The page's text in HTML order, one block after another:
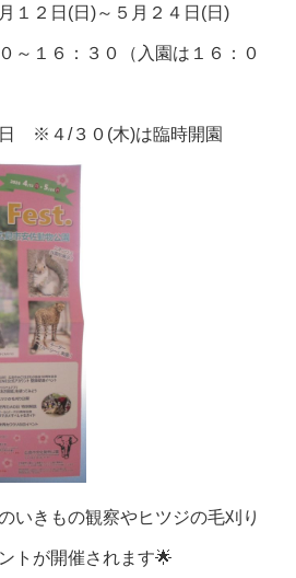
１２日(日)～５月２４日(日)
～１６：３０（入園は１６：０
日 ※４/３０(木)は臨時開園
いきもの観察やヒツジの毛刈り
トが開催されます🌟